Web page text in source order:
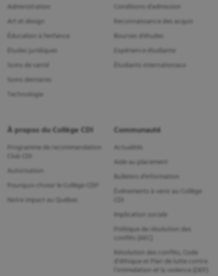
Administration
Art et design
Éducation à l'enfance
Études juridiques
Soins de santé
Soins dentaires
Technologie
Conditions d'admission
Reconnaissance des acquis
Bourses d'études
Expérience étudiante
Étudiants internationaux
À propos du Collège CDI
Programme de recommandation
Club CDI
Autorisation
Pourquoi choisir le Collège CDI?
Notre impact au Québec
Communauté
Actualités
Aide au placement
Bulletins d'information
Événements à venir au Collège
CDI
Implication sociale
Politique de résolution des
conflits (AEC)
Résolution des conflits, Code
d’éthique et Plan de lutte contre
l’intimidation et la violence (DEP)